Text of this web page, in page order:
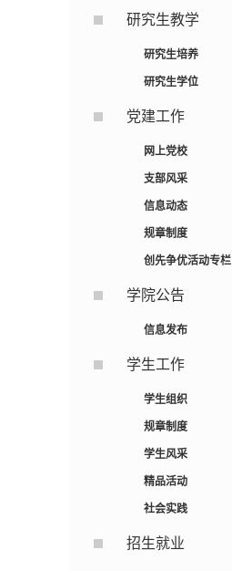
研究生教学
研究生培养
研究生学位
党建工作
网上党校
支部风采
信息动态
规章制度
创先争优活动专栏
学院公告
信息发布
学生工作
学生组织
规章制度
学生风采
精品活动
社会实践
招生就业